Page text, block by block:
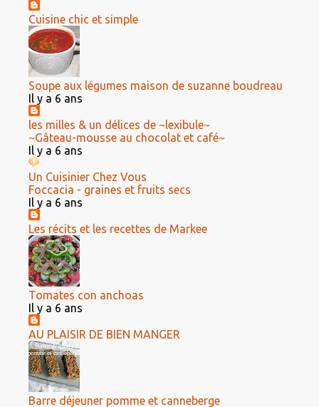
Cuisine chic et simple
Soupe aux légumes maison de suzanne boudreau
Il y a 6 ans
les milles & un délices de ~lexibule~
~Gâteau-mousse au chocolat et café~
Il y a 6 ans
Un Cuisinier Chez Vous
Foccacia - graines et fruits secs
Il y a 6 ans
Les récits et les recettes de Markee
Tomates con anchoas
Il y a 6 ans
AU PLAISIR DE BIEN MANGER
Barre déjeuner pomme et canneberge